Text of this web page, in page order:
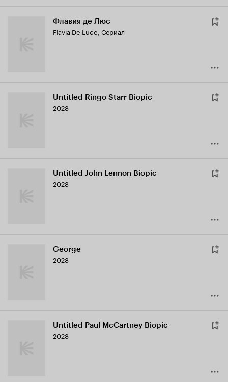
Флавия де Люс
Flavia De Luce, Сериал
Untitled Ringo Starr Biopic
2028
Untitled John Lennon Biopic
2028
George
2028
Untitled Paul McCartney Biopic
2028